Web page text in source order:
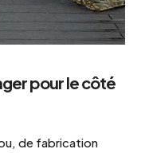
pour le côté
de fabrication